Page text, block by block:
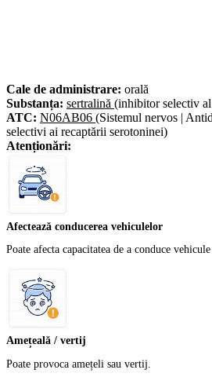
Cale de administrare: orală
Substanța: sertralină (inhibitor selectiv
ATC: N06AB06 (Sistemul nervos |
selectivi ai recaptării serotoninei)
Atenționări:
Afectează conducerea vehiculelor
Poate afecta capacitatea de a conduce
Amețeală / vertij
Poate provoca amețeli sau vertij.